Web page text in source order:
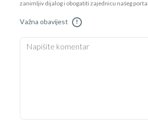
zanimljiv dijalog i obogatiti zajednicu našeg
Važna obavijest !